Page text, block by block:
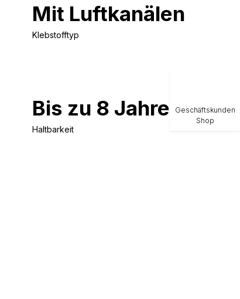
Mit Luftkanälen
Klebstofftyp
Bis zu 8 Jahre
Haltbarkeit
Geschäftskunden
Shop